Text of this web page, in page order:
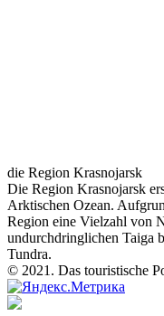
die Region Krasnojarsk
Die Region Krasnojarsk
Arktischen Ozean.
Region eine Vielzahl von
undurchdringlichen Taiga
Tundra.
© 2021. Das touristische